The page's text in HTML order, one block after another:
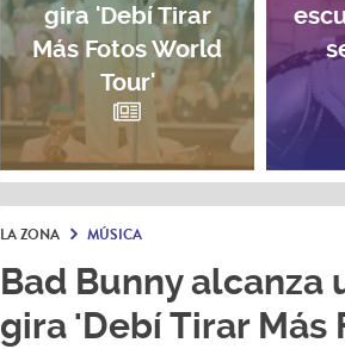
gira 'Debí Tirar
Más Fotos World
Tour'
LA ZONA MÚSICA
Bad Bunny alcanza
gira 'Debí Tirar Más